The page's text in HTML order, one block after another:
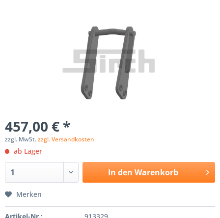
457,00 € *
zzgl. MwSt.zzgl. Versandkosten
ab Lager
In den Warenkorb
Merken